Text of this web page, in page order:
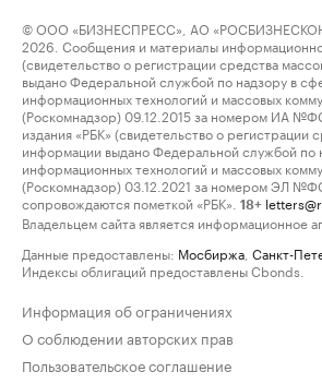
© ООО «БИЗНЕСПРЕСС», АО
2026. Сообщения и материалы
(свидетельство о регистрации средства
выдано Федеральной службой по надзору в
информационных технологий и массовых
(Роскомнадзор) 09.12.2015 за номером ИА
издания «РБК» (свидетельство о регистрации
информации выдано Федеральной службой по
информационных технологий и массовых
(Роскомнадзор) 03.12.2021 за номером ЭЛ
сопровождаются пометкой «РБК».
18+
Владельцем сайта является информационное
Данные предоставлены: Мосбиржа Санкт-
Индексы облигаций предоставлены Cbonds.
Информация об ограничениях
О соблюдении авторских прав
Пользовательское соглашение